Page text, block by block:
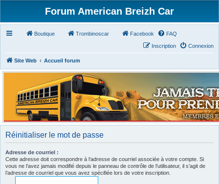
Forum American Breizh Car
Boutique Trombinoscar Facebook FAQ
Connexion
Inscription
Site Web Accueil forum
Réinitialiser le mot de passe
Adresse de courriel :
Cette adresse doit correspondre à l’adresse de courriel associée à votre compte. Si
vous ne l’avez jamais modifié depuis le panneau de contrôle de l’utilisateur, il s’agit de
l’adresse de courriel que vous avez spécifiée lors de votre inscription.